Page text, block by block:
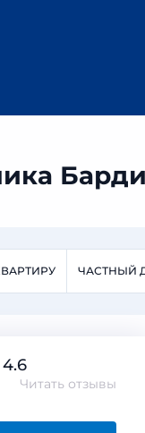
ЧАСТНЫЙ
4.6
Читать отзывы